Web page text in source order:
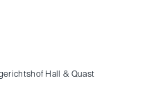
Hall & Quast